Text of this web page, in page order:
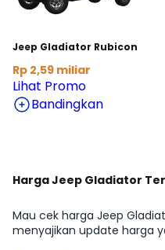
Jeep Gladiator Rubicon
Rp 2,59 miliar
Lihat Promo
Bandingkan
Harga Jeep Gladiator
Mau cek harga Jeep
menyajikan update harga